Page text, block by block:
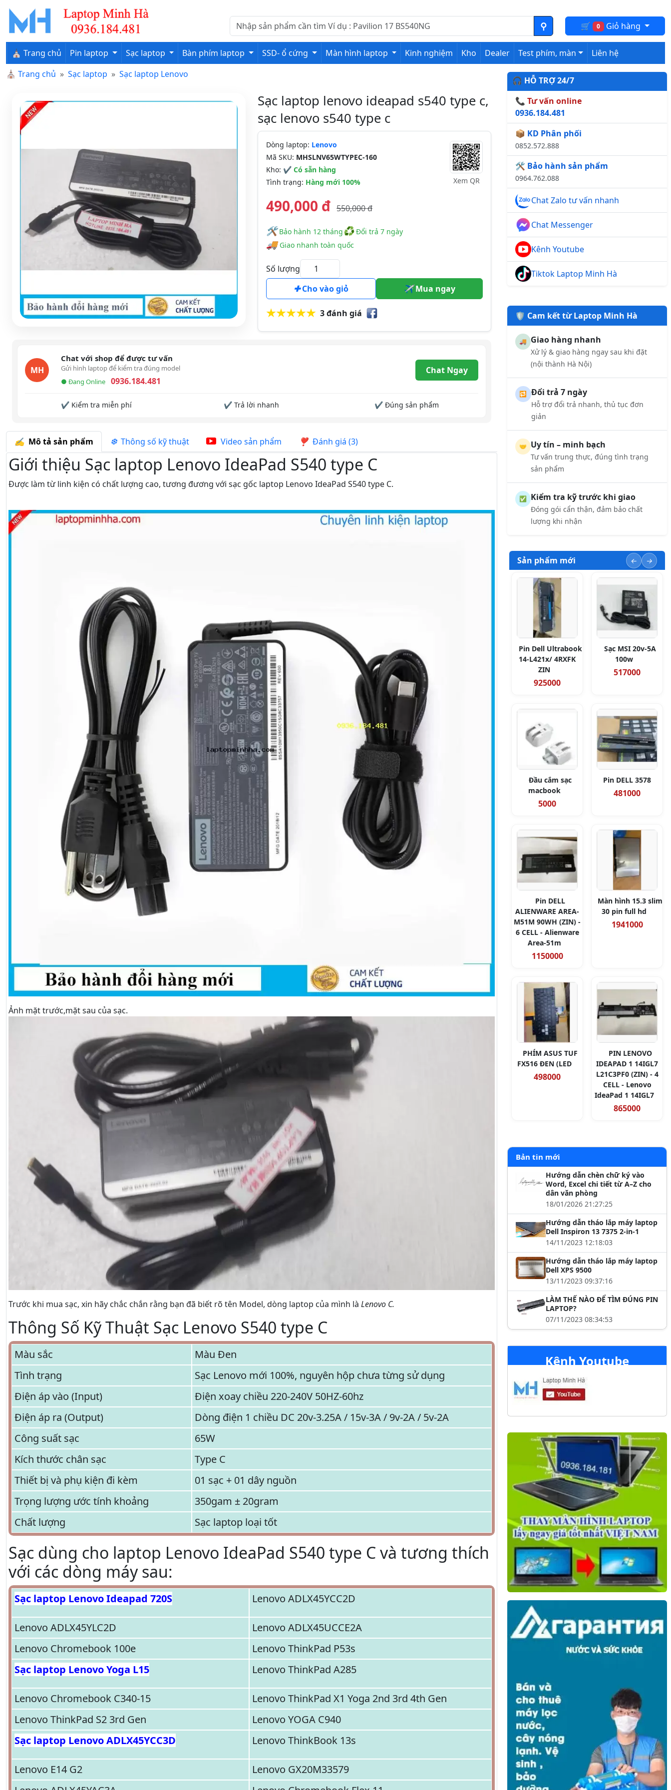
🛒 0 Giỏ hàng
⛪ Trang chủ Pin laptop Sạc laptop Bàn phím laptop SSD- ổ cứng Màn hình laptop Kinh nghiệm Kho Dealer Test phím, màn
Liên hệ
⛪ Trang chủ Sạc laptop Sạc laptop Lenovo
Sạc laptop lenovo ideapad s540 type c,
sạc lenovo s540 type c
Dòng laptop: Lenovo
Mã SKU: MHSLNV65WTYPEC-160
Kho: ✔ Có sẵn hàng
Tình trạng: Hàng mới 100% Xem QR
490,000 đ 550,000 đ
🛠️️ Bảo hành 12 tháng♻Đổi trả 7 ngày
🚚Giao nhanh toàn quốc
Số lượng
Cho vào giỏ
Mua ngay
3 đánh giá
MH
Chat với shop để được tư vấn
Gửi hình laptop để kiểm tra đúng model
● Đang Online
0936.184.481
Chat Ngay
✔ Kiểm tra miễn phí ✔ Trả lời nhanh ✔ Đúng sản phẩm
Mô tả sản phẩm Thông số kỹ thuật Video sản phẩm Đánh giá (3)
Giới thiệu Sạc laptop Lenovo IdeaPad S540 type C
Được làm từ linh kiện có chất lượng cao, tương đương với sạc gốc laptop Lenovo IdeaPad S540 type C.
Ảnh mặt trước,mặt sau của sạc.
Trước khi mua sạc, xin hãy chắc chắn rằng bạn đã biết rõ tên Model, dòng laptop của mình là Lenovo C.
Thông Số Kỹ Thuật Sạc Lenovo S540 type C
Màu sắc
Màu Đen
Tình trạng
Sạc Lenovo mới 100%, nguyên hộp chưa từng sử dụng
Điện áp vào (Input)
Điện xoay chiều 220-240V 50HZ-60hz
Điện áp ra (Output)
Dòng điện 1 chiều DC 20v-3.25A / 15v-3A / 9v-2A / 5v-2A
Công suất sạc
65W
Kích thước chân sạc
Type C
Thiết bị và phụ kiện đi kèm
01 sạc + 01 dây nguồn
Trọng lượng ước tính khoảng
350gam ± 20gram
Chất lượng
Sạc laptop loại tốt
Sạc dùng cho laptop Lenovo IdeaPad S540 type C và tương thích
với các dòng máy sau:
Sạc laptop Lenovo Ideapad 720S Lenovo ADLX45YCC2D
Lenovo ADLX45YLC2D
Lenovo ADLX45UCCE2A
Lenovo Chromebook 100e
Lenovo ThinkPad P53s
Sạc laptop Lenovo Yoga L15
Lenovo ThinkPad A285
Lenovo Chromebook C340-15
Lenovo ThinkPad X1 Yoga 2nd 3rd 4th Gen
Lenovo ThinkPad S2 3rd Gen
Lenovo YOGA C940
Sạc laptop Lenovo ADLX45YCC3D
Lenovo ThinkBook 13s
Lenovo E14 G2
Lenovo GX20M33579
🎧 HỖ TRỢ 24/7
📞 Tư vấn online
0936.184.481
📦 KD Phân phối
0852.572.888
🛠️ Bảo hành sản phẩm
0964.762.088
Chat Zalo tư vấn nhanh
Chat Messenger
Kênh Youtube
Tiktok Laptop Minh Hà
🛡️ Cam kết từ Laptop Minh Hà
🚚 Giao hàng nhanh
Xử lý & giao hàng ngay sau khi đặt
(nội thành Hà Nội)
🔁 Đổi trả 7 ngày
Hỗ trợ đổi trả nhanh, thủ tục đơn
giản
🤝 Uy tín – minh bạch
Tư vấn trung thực, đúng tình trạng
sản phẩm
✅ Kiểm tra kỹ trước khi giao
Đóng gói cẩn thận, đảm bảo chất
lượng khi nhận
Sản phẩm mới
Pin Dell Ultrabook
14-L421x/ 4RXFK
ZIN
925000
Sạc MSI 20v-5A
100w
517000
Đầu cắm sạc
macbook
5000
Pin DELL 3578
481000
Pin DELL
ALIENWARE AREA-
M51M 90WH (ZIN) -
6 CELL - Alienware
Area-51m
1150000
Màn hình 15.3 slim
30 pin full hd
1941000
PHÍM ASUS TUF
FX516 ĐEN (LED
498000
PIN LENOVO
IDEAPAD 1 14IGL7
L21C3PF0 (ZIN) - 4
CELL - Lenovo
IdeaPad 1 14IGL7
865000
Bản tin mới
Hướng dẫn chèn chữ ký vào
Word, Excel chi tiết từ A–Z cho
dân văn phòng
18/01/2026 21:27:25
Hướng dẫn tháo lắp máy laptop
Dell Inspiron 13 7375 2-in-1
14/11/2023 12:18:03
Hướng dẫn tháo lắp máy laptop
Dell XPS 9500
13/11/2023 09:37:16
LÀM THẾ NÀO ĐỂ TÌM ĐÚNG PIN
LAPTOP?
07/11/2023 08:34:53
Kênh Youtube